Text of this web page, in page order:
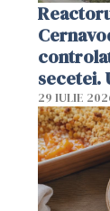
secetei.
deja
29 IULIE